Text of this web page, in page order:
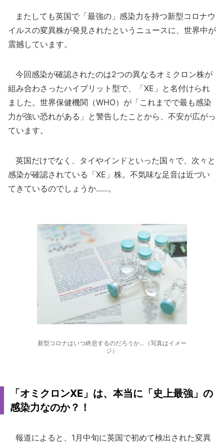
またしても英国で「最強の」感染力を持つ新型コロナウ
イルスの変異株が発見されたというニュースに、世界中が
震撼しています。
今回感染が確認されたのは2つの異なるオミクロン株が
組み合わさったハイブリット型で、「XE」と名付けられ
ました。世界保健機関（WHO）が「これまでで最も感染
力が強い恐れがある」と警告したことから、不安が広がっ
ています。
英国だけでなく、タイやインドといった国々で、次々と
感染が確認されている「XE」株。不気味な足音は近づい
てきているのでしょうか......。
新型コロナはいつ終息するのだろうか…（写真はイメー
ジ）
「オミクロンXE」は、本当に「史上最強」の
感染力なのか？！
報道によると、1月中旬に英国で初めて検出された変異